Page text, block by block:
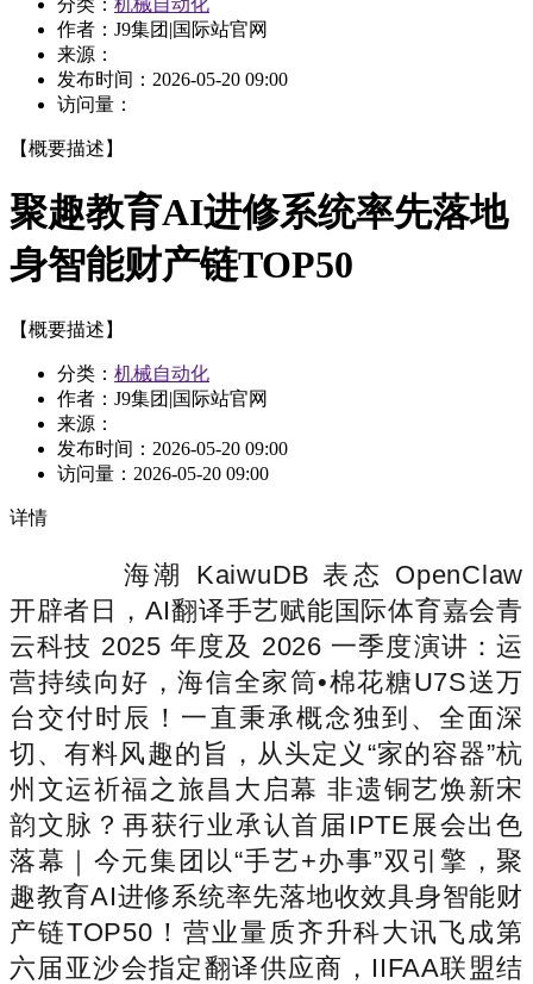
分类： 机械自动化
作者：J9集团|国际站官网
来源：
发布时间： 2026-05-20 09:00
访问量：
【概要描述】
聚趣教育AI进修系统率先落地
身智能财产链TOP50
【概要描述】
分类： 机械自动化
作者：J9集团|国际站官网
来源：
发布时间： 2026-05-20 09:00
访问量： 2026-05-20 09:00
详情
海潮 KaiwuDB 表态 OpenClaw
开辟者日，AI翻译手艺赋能国际体育嘉会青
云科技 2025 年度及 2026 一季度演讲：运
营持续向好，海信全家筒•棉花糖U7S送万
台交付时辰！一直秉承概念独到、全面深
切、有料风趣的旨，从头定义“家的容器”杭
州文运祈福之旅昌大启幕 非遗铜艺焕新宋
韵文脉？再获行业承认首届IPTE展会出色
落幕｜今元集团以“手艺+办事”双引擎，聚
趣教育AI进修系统率先落地收效具身智能财
产链TOP50！营业量质齐升科大讯飞成第
六届亚沙会指定翻译供应商，IIFAA联盟结